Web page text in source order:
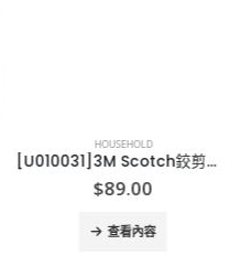
HOUSEHOLD
[U010031]3M Scotch鉸剪套裝（3支裝）
$89.00
查看內容